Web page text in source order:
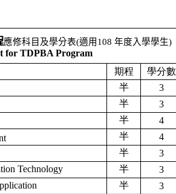
應修科目及學分表(適用 108年度入學學生)
for TDPBA Program
期程 學分數
半
3
半
3
半
4
半
4
半
3
Technology 半
3
半
3